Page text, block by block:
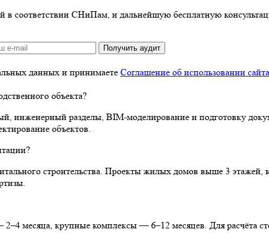
соответствии СНиПам, и дальнейшую бесплатную
Получить аудит
данных и принимаете Соглашение об использовании сайта
объекта?
инженерный разделы, BIM-моделирование и подготовку
объектов.
строительства. Проекты жилых домов выше 3
месяца, крупные комплексы — 6–12 месяцев. Для расчёта